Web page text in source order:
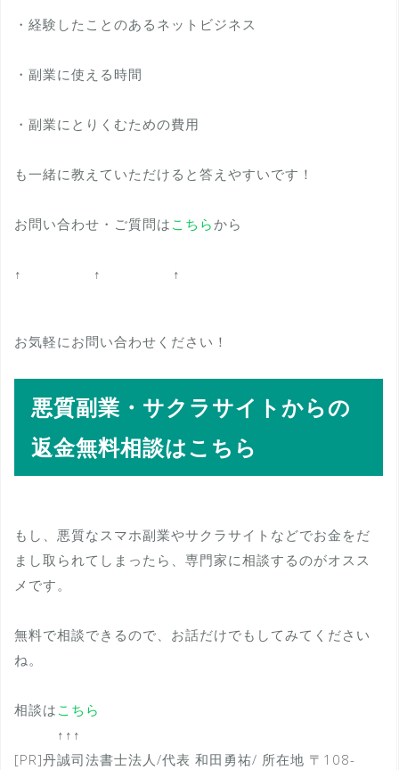
・経験したことのあるネットビジネス
・副業に使える時間
・副業にとりくむための費用
も一緒に教えていただけると答えやすいです！
お問い合わせ・ご質問は こちら から
↑ ↑ ↑
お気軽にお問い合わせください！
悪質副業・サクラサイトからの
返金無料相談はこちら
もし、悪質なスマホ副業やサクラサイトなどでお金をだ
まし取られてしまったら、専門家に相談するのがオスス
メです。
無料で相談できるので、お話だけでもしてみてください
ね。
相談は こちら
↑↑↑
[PR]丹誠司法書士法人/代表 和田勇祐/ 所在地 〒108-